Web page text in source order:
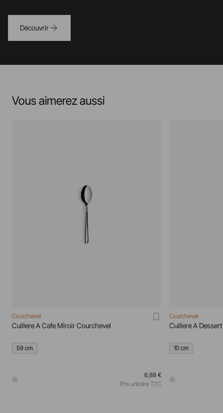
Découvrir
Vous aimerez aussi
Courchevel
Cuillere A Cafe Miroir Courchevel
59 cm
6,88 €
Prix unitaire TTC
Courchevel
Cuillere A
10 cm